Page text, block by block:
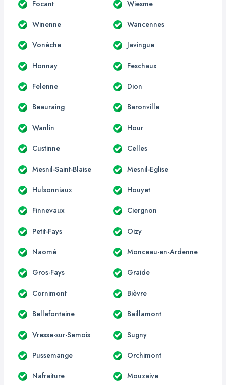
Focant Wiesme
Winenne Wancennes
Vonèche Javingue
Honnay Feschaux
Felenne Dion
Beauraing Baronville
Wanlin Hour
Custinne Celles
Mesnil-Saint-Blaise Mesnil-Eglise
Hulsonniaux Houyet
Finnevaux Ciergnon
Petit-Fays Oizy
Naomé Monceau-en-Ardenne
Gros-Fays Graide
Cornimont Bièvre
Bellefontaine Baillamont
Vresse-sur-Semois Sugny
Pussemange Orchimont
Nafraiture Mouzaive